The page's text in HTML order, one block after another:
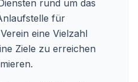
rund um das
für
eine Vielzahl
Ziele zu erreichen